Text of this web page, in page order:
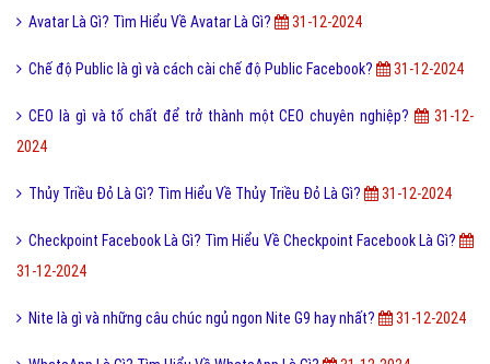
Avatar Là Gì? Tìm Hiểu Về Avatar Là Gì? 31-12-2024
Chế độ Public là gì và cách cài chế độ Public Facebook? 31-12-2024
CEO là gì và tố chất để trở thành một CEO chuyên nghiệp?
31-12-
2024
Thủy Triều Đỏ Là Gì? Tìm Hiểu Về Thủy Triều Đỏ Là Gì? 31-12-2024
Checkpoint Facebook Là Gì? Tìm Hiểu Về Checkpoint Facebook Là Gì?
31-12-2024
Nite là gì và những câu chúc ngủ ngon Nite G9 hay nhất? 31-12-2024